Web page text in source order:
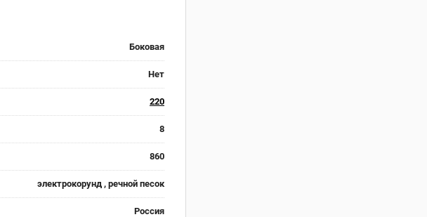
Боковая
Нет
220
8
860
электрокорунд , речной песок
Россия